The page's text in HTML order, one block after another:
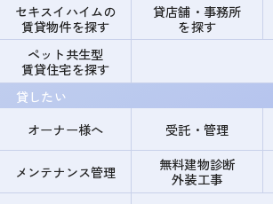
セキスイハイムの
賃貸物件を探す
貸店舗・事務所
を探す
ペット共生型
賃貸住宅を探す
貸したい
オーナー様へ
受託・管理
メンテナンス管理
無料建物診断
外装工事